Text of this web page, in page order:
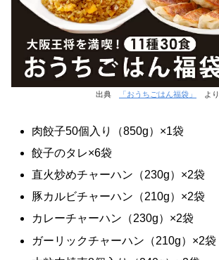
出典 「おうちごはん福袋」 より
肉餃子50個入り（850g）×1袋
餃子のタレ×6袋
直火炒めチャーハン（230g）×2袋
豚カルビチャーハン（210g）×2袋
カレーチャーハン（230g）×2袋
ガーリックチャーハン（210g）×2袋